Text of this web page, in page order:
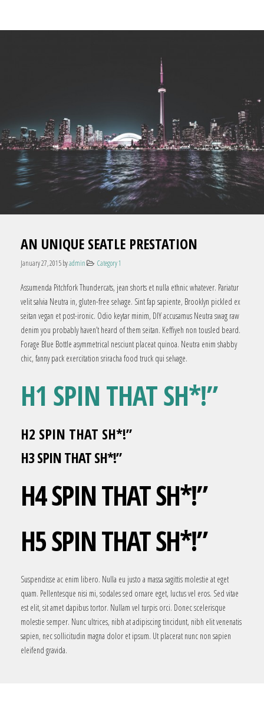
AN UNIQUE SEATLE PRESTATION
January 27, 2015byadmin Category 1
Assumenda Pitchfork Thundercats, jean shorts et nulla ethnic whatever. Pariatur
velit salvia Neutra in, gluten-free selvage. Sint fap sapiente, Brooklyn pickled ex
seitan vegan et post-ironic. Odio keytar minim, DIY accusamus Neutra swag raw
denim you probably haven’t heard of them seitan. Keffiyeh non tousled beard.
Forage Blue Bottle asymmetrical nesciunt placeat quinoa. Neutra enim shabby
chic, fanny pack exercitation sriracha food truck qui selvage.
H1 SPIN THAT SH*!”
H2 SPIN THAT SH*!”
H3 SPIN THAT SH*!”
H4 SPIN THAT SH*!”
H5 SPIN THAT SH*!”
Suspendisse ac enim libero. Nulla eu justo a massa sagittis molestie at eget
quam. Pellentesque nisi mi, sodales sed ornare eget, luctus vel eros. Sed vitae
est elit, sit amet dapibus tortor. Nullam vel turpis orci. Donec scelerisque
molestie semper. Nunc ultrices, nibh at adipiscing tincidunt, nibh elit venenatis
sapien, nec sollicitudin magna dolor et ipsum. Ut placerat nunc non sapien
eleifend gravida.